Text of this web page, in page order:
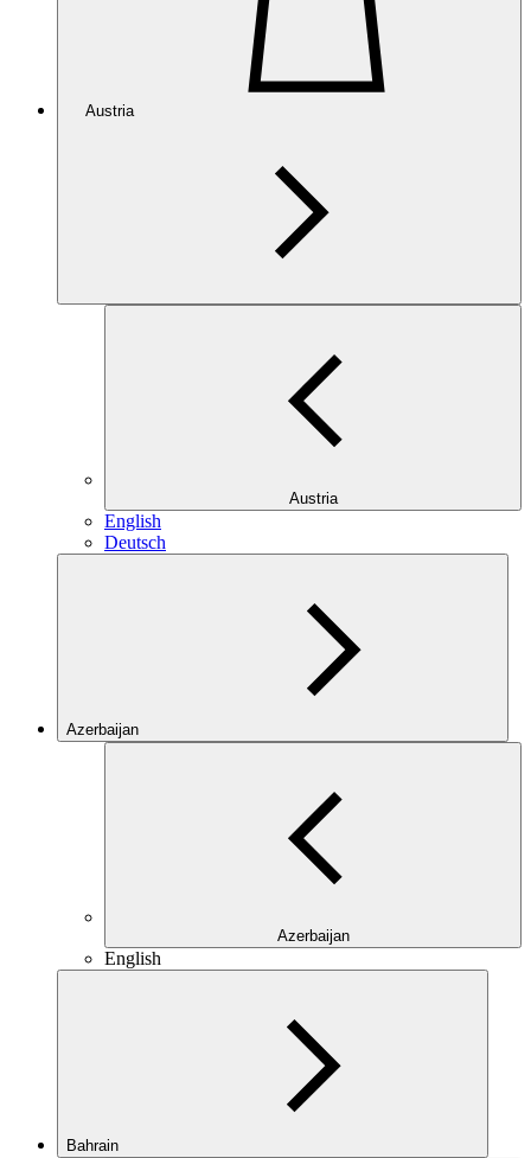
Austria
Austria
English
Deutsch
Azerbaijan
Azerbaijan
English
Bahrain